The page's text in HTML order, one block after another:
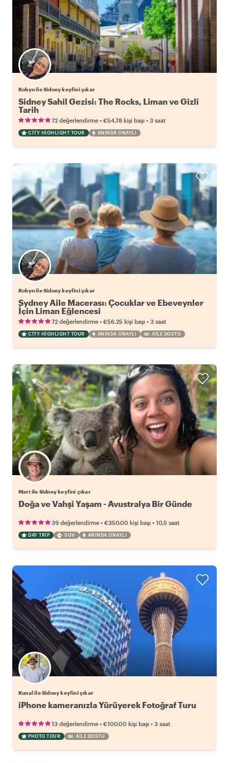
Robyn ile Sidney keyfini çıkar
Sidney Sahil Gezisi: The Rocks, Liman ve Gizli
Tarih
72 değerlendirme • €54.78 kişi başı • 3 saat
CITY HIGHLIGHT TOUR ANINDA ONAYLI
Robyn ile Sidney keyfini çıkar
Sydney Aile Macerası: Çocuklar ve Ebeveynler
İçin Liman Eğlencesi
72 değerlendirme • €56.25 kişi başı • 3 saat
CITY HIGHLIGHT TOUR ANINDA ONAYLI AILE DOSTU
Matt ile Sidney keyfini çıkar
Doğa ve Vahşi Yaşam - Avustralya Bir Günde
39 değerlendirme • €350.00 kişi başı • 10.5 saat
DAY TRIP SUV ANINDA ONAYLI
Kunal ile Sidney keyfini çıkar
iPhone kameranızla Yürüyerek Fotoğraf Turu
13 değerlendirme • €100.00 kişi başı • 3 saat
PHOTO TOUR AILE DOSTU